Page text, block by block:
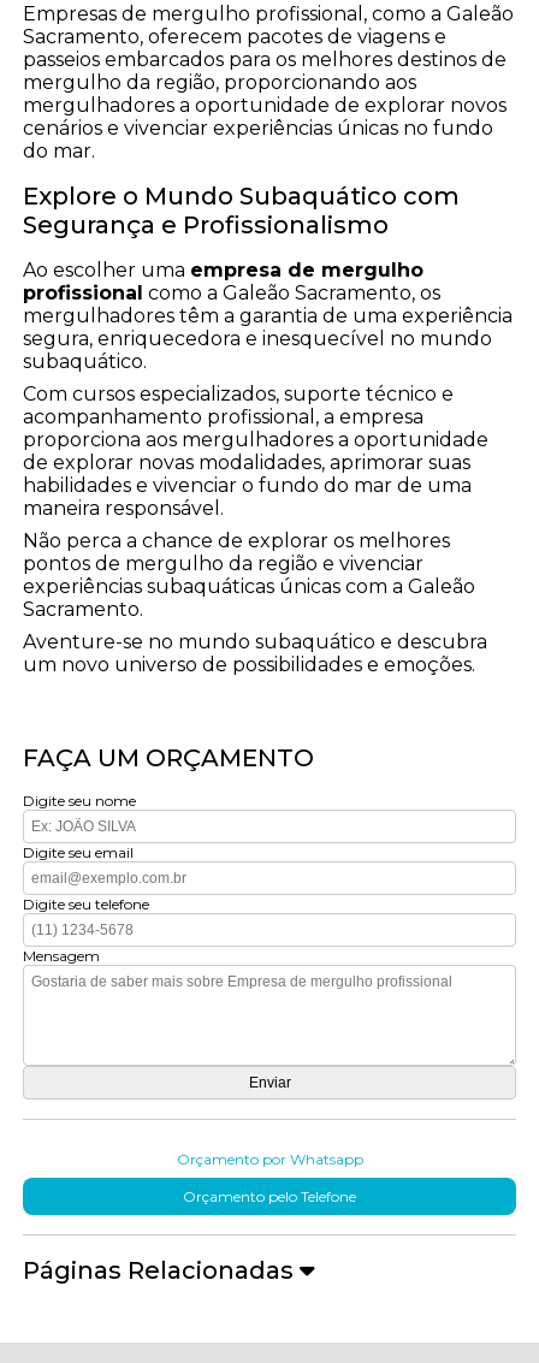
Empresas de mergulho profissional, como a Galeão
Sacramento, oferecem pacotes de viagens e
passeios embarcados para os melhores destinos de
mergulho da região, proporcionando aos
mergulhadores a oportunidade de explorar novos
cenários e vivenciar experiências únicas no fundo
do mar.
Explore o Mundo Subaquático com
Segurança e Profissionalismo
Ao escolher uma empresa de mergulho
profissional como a Galeão Sacramento, os
mergulhadores têm a garantia de uma experiência
segura, enriquecedora e inesquecível no mundo
subaquático.
Com cursos especializados, suporte técnico e
acompanhamento profissional, a empresa
proporciona aos mergulhadores a oportunidade
de explorar novas modalidades, aprimorar suas
habilidades e vivenciar o fundo do mar de uma
maneira responsável.
Não perca a chance de explorar os melhores
pontos de mergulho da região e vivenciar
experiências subaquáticas únicas com a Galeão
Sacramento.
Aventure-se no mundo subaquático e descubra
um novo universo de possibilidades e emoções.
FAÇA UM ORÇAMENTO
Digite seu nome
Digite seu email
Digite seu telefone
Mensagem
Orçamento por Whatsapp
Orçamento pelo Telefone
Páginas Relacionadas